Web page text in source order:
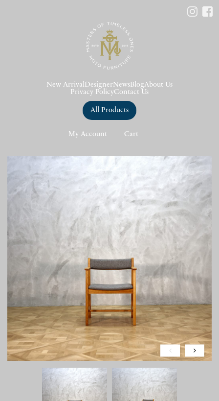
New Arrival DesignerNews BlogAbout Us
Privacy PolicyContact Us
All Products
My Account Cart